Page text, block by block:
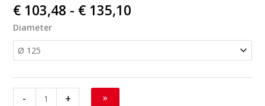
€103,48 - €135,10
Diameter
- + »